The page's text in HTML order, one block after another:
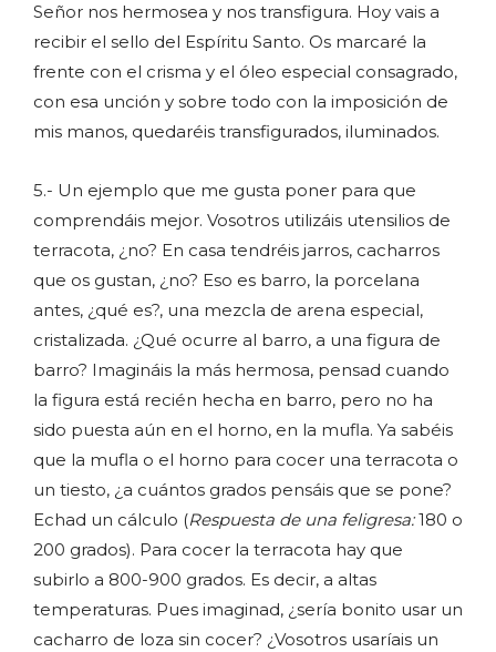
Señor nos hermosea y nos transfigura. Hoy vais a
recibir el sello del Espíritu Santo. Os marcaré la
frente con el crisma y el óleo especial consagrado,
con esa unción y sobre todo con la imposición de
mis manos, quedaréis transfigurados, iluminados.
5.- Un ejemplo que me gusta poner para que
comprendáis mejor. Vosotros utilizáis utensilios de
terracota, ¿no? En casa tendréis jarros, cacharros
que os gustan, ¿no? Eso es barro, la porcelana
antes, ¿qué es?, una mezcla de arena especial,
cristalizada. ¿Qué ocurre al barro, a una figura de
barro? Imagináis la más hermosa, pensad cuando
la figura está recién hecha en barro, pero no ha
sido puesta aún en el horno, en la mufla. Ya sabéis
que la mufla o el horno para cocer una terracota o
un tiesto, ¿a cuántos grados pensáis que se pone?
Echad un cálculo (Respuesta de una feligresa:180 o
200 grados). Para cocer la terracota hay que
subirlo a 800-900 grados. Es decir, a altas
temperaturas. Pues imaginad, ¿sería bonito usar un
cacharro de loza sin cocer? ¿Vosotros usaríais un